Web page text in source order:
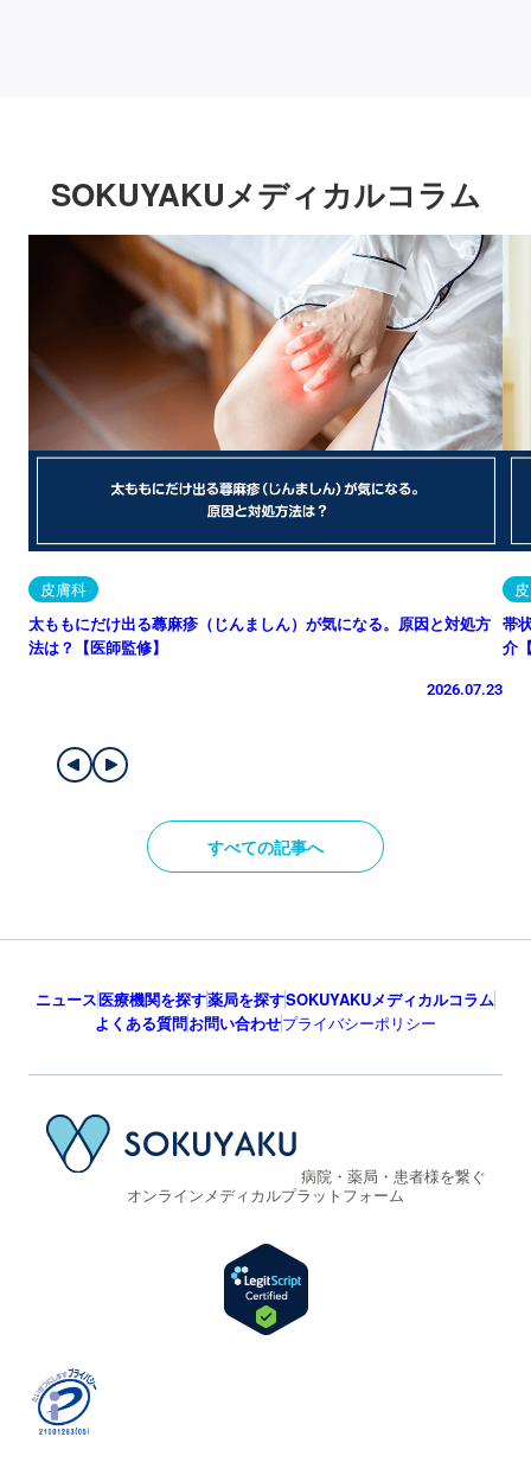
SOKUYAKUメディカルコラム
皮膚科
太ももにだけ出る蕁麻疹（じんましん）が気になる。原因と対処方
法は？【医師監修】
2026.07.23
帯
介
すべての記事へ
ニュース医療機関を探す薬局を探すSOKUYAKUメディカルコラム
よくある質問お問い合わせプライバシーポリシー
病院・薬局・患者様を繋ぐ
オンラインメディカルプラットフォーム